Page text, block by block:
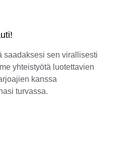
saadaksesi sen virallisesti
yhteistyötä luotettavien
kanssa
turvassa.